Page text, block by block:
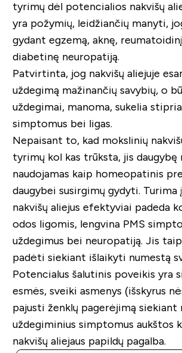
tyrimų dėl potencialios nakvišų
yra požymių, leidžiančių manyti,
gydant egzemą, aknę,
diabetinę neuropatiją.
Patvirtinta, jog nakvišų aliejuje
uždegimą mažinančių savybių, o
uždegimai, manoma, sukelia
simptomus bei ligas.
Nepaisant to, kad mokslinių
tyrimų kol kas trūksta, jis daugybę
naudojamas kaip homeopatinis
daugybei susirgimų gydyti. Turima
nakvišų aliejus efektyviai padeda
odos ligomis, lengvina PMS
uždegimus bei neuropatiją. Jis
padėti siekiant išlaikyti numestą
Potencialus šalutinis poveikis yra
esmės, sveiki asmenys (išskyrus
pajusti ženklų pagerėjimą siekiant
uždegiminius simptomus aukštos
nakvišų aliejaus papildų pagalba.